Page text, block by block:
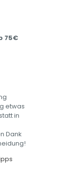
75€
etwas
in
Dank